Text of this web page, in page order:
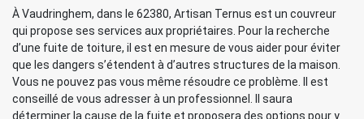
À Vaudringhem, dans le 62380, Artisan Ternus est un couvreur
qui propose ses services aux propriétaires. Pour la recherche
d’une fuite de toiture, il est en mesure de vous aider pour éviter
que les dangers s’étendent à d’autres structures de la maison.
Vous ne pouvez pas vous même résoudre ce problème. Il est
conseillé de vous adresser à un professionnel. Il saura
déterminer la cause de la fuite et proposera des options pour y